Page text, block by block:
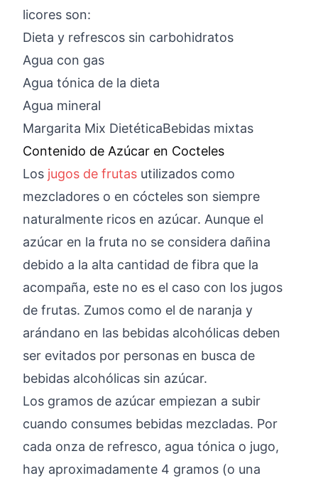
licores son:
Dieta y refrescos sin carbohidratos
Agua con gas
Agua tónica de la dieta
Agua mineral
Margarita Mix DietéticaBebidas mixtas
Contenido de Azúcar en Cocteles
Los jugos de frutas utilizados como
mezcladores o en cócteles son siempre
naturalmente ricos en azúcar. Aunque el
azúcar en la fruta no se considera dañina
debido a la alta cantidad de fibra que la
acompaña, este no es el caso con los jugos
de frutas. Zumos como el de naranja y
arándano en las bebidas alcohólicas deben
ser evitados por personas en busca de
bebidas alcohólicas sin azúcar.
Los gramos de azúcar empiezan a subir
cuando consumes bebidas mezcladas. Por
cada onza de refresco, agua tónica o jugo,
hay aproximadamente 4 gramos (o una